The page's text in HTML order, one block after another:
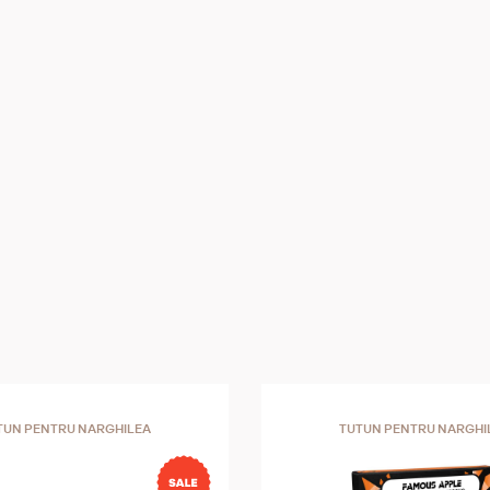
PENTRU NARGHILEA TUTUN PENTRU